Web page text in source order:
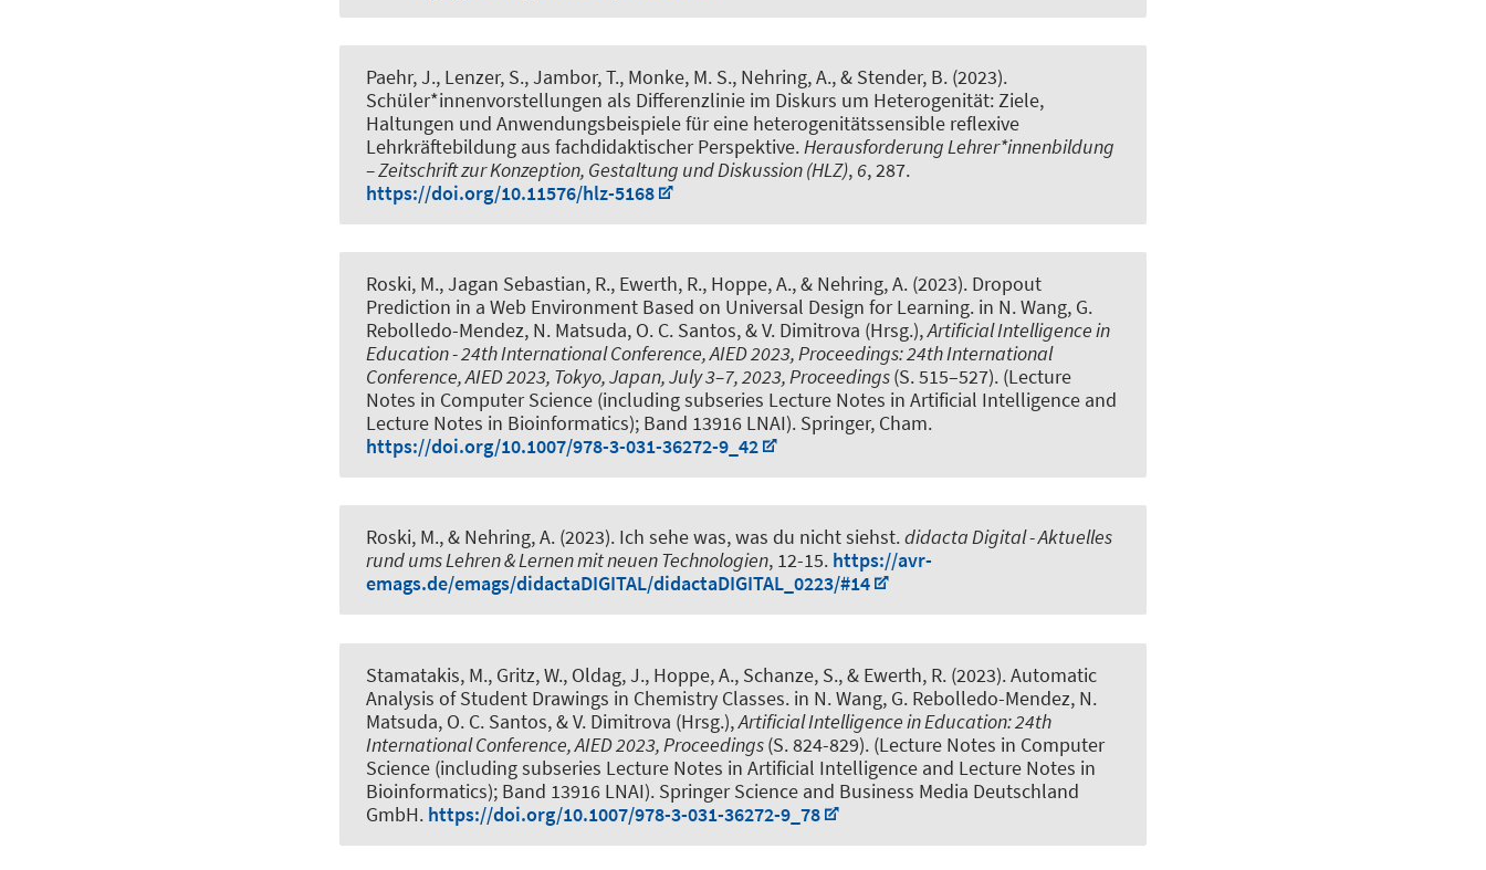
Paehr, J., Lenzer, S., Jambor, T., Monke, M. S., Nehring, A., & Stender, B. (2023).
Schüler*innenvorstellungen als Differenzlinie im Diskurs um Heterogenität: Ziele,
Haltungen und Anwendungsbeispiele für eine heterogenitätssensible reflexive
Lehrkräftebildung aus fachdidaktischer Perspektive.Herausforderung Lehrer*innenbildung
– Zeitschrift zur Konzeption, Gestaltung und Diskussion (HLZ), 6, 287.
https://doi.org/10.11576/hlz-5168
Roski, M., Jagan Sebastian, R., Ewerth, R., Hoppe, A., & Nehring, A. (2023). Dropout
Prediction in a Web Environment Based on Universal Design for Learning. in N. Wang, G.
Rebolledo-Mendez, N. Matsuda, O. C. Santos, & V. Dimitrova (Hrsg.),Artificial Intelligence in
Education - 24th International Conference, AIED 2023, Proceedings: 24th International
Conference, AIED 2023, Tokyo, Japan, July 3–7, 2023, Proceedings(S. 515–527). (Lecture
Notes in Computer Science (including subseries Lecture Notes in Artificial Intelligence and
Lecture Notes in Bioinformatics); Band 13916 LNAI). Springer, Cham.
https://doi.org/10.1007/978-3-031-36272-9_42
Roski, M., & Nehring, A. (2023). Ich sehe was, was du nicht siehst.didacta Digital - Aktuelles
rund ums Lehren & Lernen mit neuen Technologien, 12-15. https://avr-
emags.de/emags/didactaDIGITAL/didactaDIGITAL_0223/#14
Stamatakis, M., Gritz, W., Oldag, J., Hoppe, A., Schanze, S., & Ewerth, R. (2023).Automatic
Analysis of Student Drawings in Chemistry Classes. in N. Wang, G. Rebolledo-Mendez, N.
Matsuda, O. C. Santos, & V. Dimitrova (Hrsg.),Artificial Intelligence in Education: 24th
International Conference, AIED 2023, Proceedings(S. 824-829). (Lecture Notes in Computer
Science (including subseries Lecture Notes in Artificial Intelligence and Lecture Notes in
Bioinformatics); Band 13916 LNAI). Springer Science and Business Media Deutschland
GmbH. https://doi.org/10.1007/978-3-031-36272-9_78